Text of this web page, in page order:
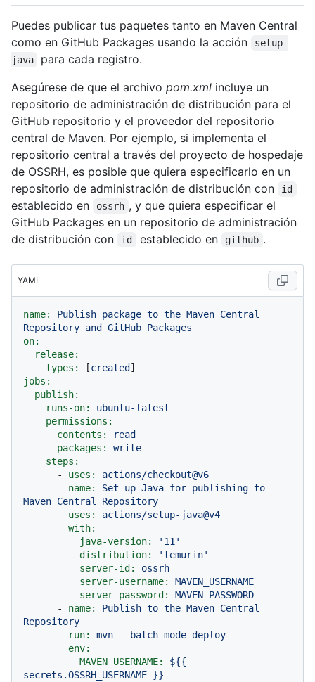
Puedes publicar tus paquetes tanto en Maven Central
como en GitHub Packages usando la acción
setup-
java
para cada registro.
Asegúrese de que el archivo pom.xml incluye un
repositorio de administración de distribución para el
GitHub repositorio y el proveedor del repositorio
central de Maven. Por ejemplo, si implementa el
repositorio central a través del proyecto de hospedaje
de OSSRH, es posible que quiera especificarlo en un
repositorio de administración de distribución con
id
establecido en ossrh , y que quiera especificar el
GitHub Packages en un repositorio de administración
de distribución con
id establecido en github .
YAML
name: Publish package to the Maven Central
Repository and GitHub Packages
on:
release:
types:
[created
jobs:
publish:
runs-on:
ubuntu-latest
permissions:
contents:
read
packages:
write
steps:
-
uses:
actions/checkout@v6
-
name: Set up Java for publishing to
Maven Central
Repository
uses:
actions/setup-java@v4
with:
java-version:
'11'
distribution:
'temurin'
server-id:
ossrh
server-username:
MAVEN_USERNAME
server-password:
MAVEN_PASSWORD
-
name: Publish to the Maven Central
Repository
run:
mvn --batch-mode deploy
env:
MAVEN_USERNAME:
${{
secrets.OSSRH_USERNAME }}